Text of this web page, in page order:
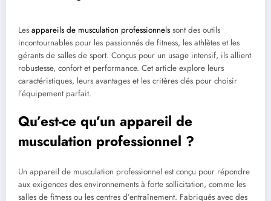
Les appareils de musculation professionnels sont des outils
incontournables pour les passionnés de fitness, les athlètes et les
gérants de salles de sport. Conçus pour un usage intensif, ils allient
robustesse, confort et performance. Cet article explore leurs
caractéristiques, leurs avantages et les critères clés pour choisir
l’équipement parfait.
Qu’est-ce qu’un appareil de
musculation professionnel ?
Un appareil de musculation professionnel est conçu pour répondre
aux exigences des environnements à forte sollicitation, comme les
salles de fitness ou les centres d’entraînement. Fabriqués avec des